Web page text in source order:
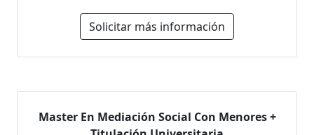
Solicitar más información
Master En Mediación Social Con Menores +